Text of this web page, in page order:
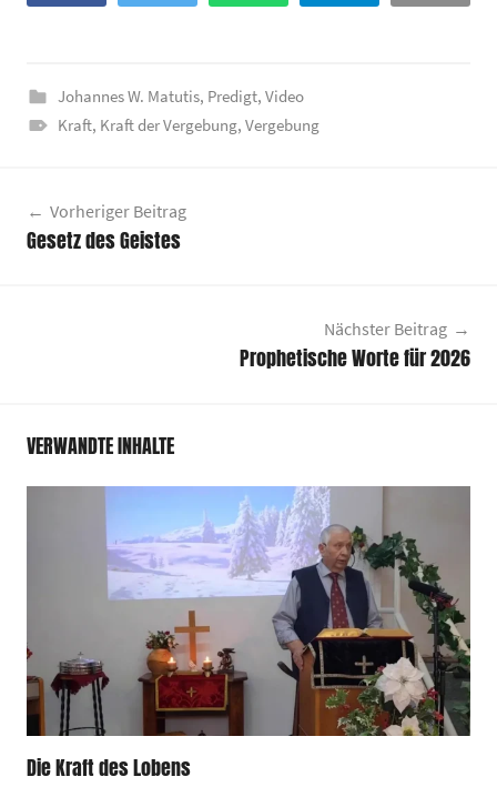
Johannes W. Matutis, Predigt, Video
Kraft, Kraft der Vergebung, Vergebung
Vorheriger Beitrag
Gesetz des Geistes
Nächster Beitrag
Prophetische Worte für 2026
VERWANDTE INHALTE
Die Kraft des Lobens